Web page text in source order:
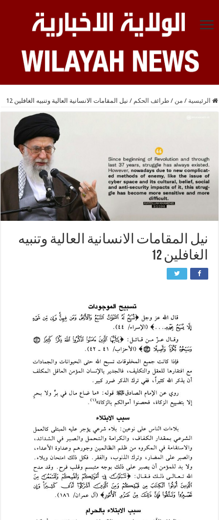
الرئيسية / من / طرائف الحكم / نيل المقامات الانسانية العالية وتنبيه الغافلين 12
نيل المقامات الانسانية العالية وتنبيه
الغافلين 12